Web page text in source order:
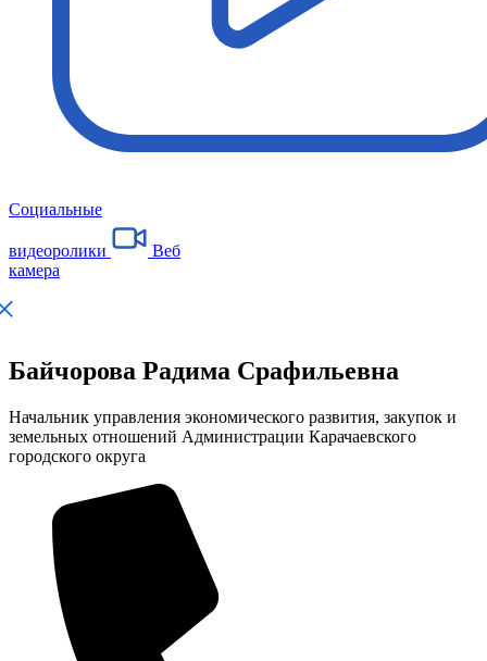
Социальные
видеоролики
Веб
камера
Байчорова Радима Срафильевна
Начальник управления экономического развития, закупок и
земельных отношений Администрации Карачаевского
городского округа